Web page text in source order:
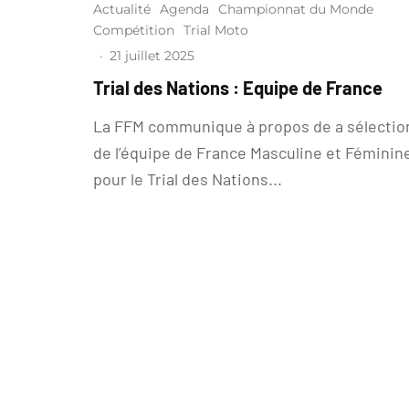
Actualité Agenda
Championnat du Monde
Compétition
Trial Moto
· 21 juillet 2025
Trial des Nations : Equipe de France
La FFM communique à propos de a
de l’équipe de France Masculine et
pour le Trial des Nations...